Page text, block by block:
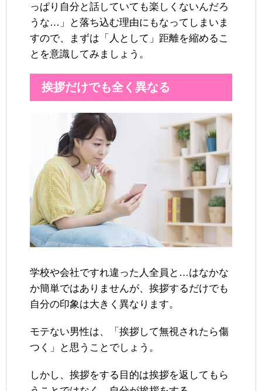
っぱり自分と話していても楽しくないんだろ
うな…」と落ち込む理由にもなってしまいま
すので、まずは「人として」距離を縮めるこ
とを意識してみましょう。
挨拶だけでも全く異なる
学校や会社ですれ違った人全員と…はなかな
か簡単ではありませんが、挨拶するだけでも
自分の印象は大きく異なります。
モテない男性は、「挨拶して無視されたら傷
つく」と思うことでしょう。
しかし、挨拶をする目的は挨拶を返してもら